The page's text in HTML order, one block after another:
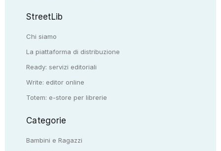
StreetLib
Chi siamo
La piattaforma di distribuzione
Ready: servizi editoriali
Write: editor online
Totem: e-store per librerie
Categorie
Bambini e Ragazzi